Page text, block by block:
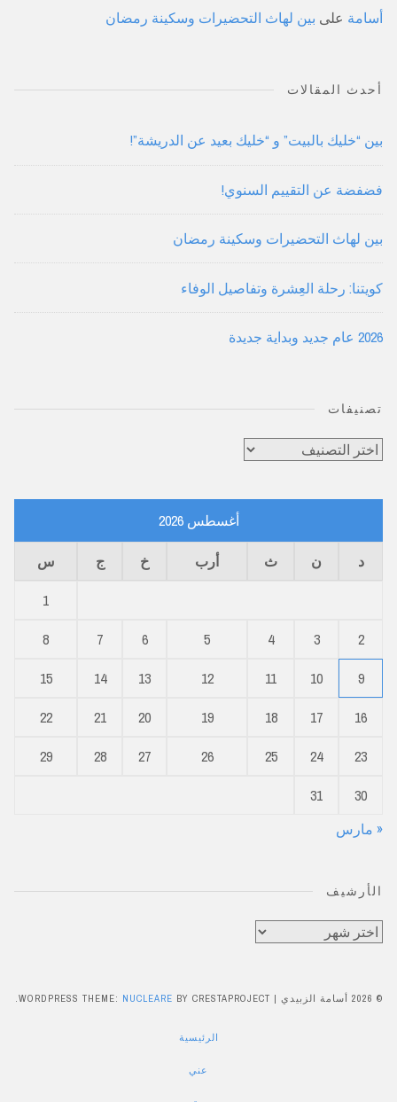
أسامة على بين لهاث التحضيرات وسكينة رمضان
أحدث المقالات
بين “خليك بالبيت” و “خليك بعيد عن الدريشة”!
فضفضة عن التقييم السنوي!
بين لهاث التحضيرات وسكينة رمضان
كويتنا: رحلة العِشرة وتفاصيل الوفاء
2026 عام جديد وبداية جديدة
تصنيفات
تصنيفات
أغسطس 2026
د ن ث أرب خ ج
س
1
2
3
4
5
6
7
8
9
10
11
12
13
14
15
16
17
18
19
20
21
22
23
24
25
26
27
28
29
30
31
« مارس
الأرشيف
الأرشيف
© 2026 أسامة الزبيدي |
WORDPRESS THEME: NUCLEARE BY CRESTAPROJECT.
الرئيسية
عني